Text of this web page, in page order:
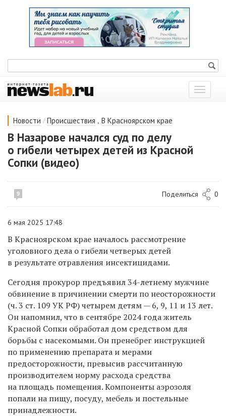
Показать
меню
Новости / Происшествия , В Красноярском крае
В Назарове начался суд по делу
о гибели четырех детей из Красной
Сопки (видео)
9 Поделиться 0
6 мая 2025 17:48
В Красноярском крае началось рассмотрение
уголовного дела о гибели четверых детей
в результате отравления инсектицидами.
Сегодня прокурор предъявил 34-летнему мужчине
обвинение в причинении смерти по неосторожности
(ч. 3 ст. 109 УК РФ) четырем детям — 6, 9, 11 и 13 лет.
Он напомнил, что в сентябре 2024 года житель
Красной Сопки обработал дом средством для
борьбы с насекомыми. Он пренебрег инструкцией
по применению препарата и мерами
предосторожности, превысив рассчитанную
производителем норму расхода средства
на площадь помещения. Компоненты аэрозоля
попали на пищу, посуду, мебель и постельные
принадлежности.